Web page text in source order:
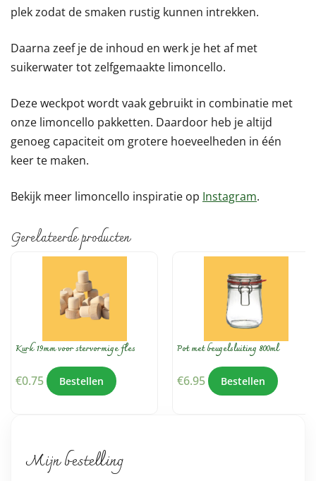
plek zodat de smaken rustig kunnen intrekken.
Daarna zeef je de inhoud en werk je het af met
suikerwater tot zelfgemaakte limoncello.
Deze weckpot wordt vaak gebruikt in combinatie met
onze limoncello pakketten. Daardoor heb je altijd
genoeg capaciteit om grotere hoeveelheden in één
keer te maken.
Bekijk meer limoncello inspiratie op Instagram.
Gerelateerde producten
Kurk 19mm voor stervormige fles
€0.75 Bestellen
Pot met beugelsluiting 800ml
€6.95 Bestellen
Mijn bestelling